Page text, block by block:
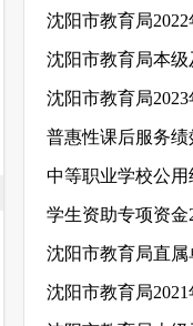
沈阳市教育局
沈阳市教育局
普惠性课后服务
中等职业学校公
学生资助专项资金
沈阳市教育局直属
沈阳市教育局